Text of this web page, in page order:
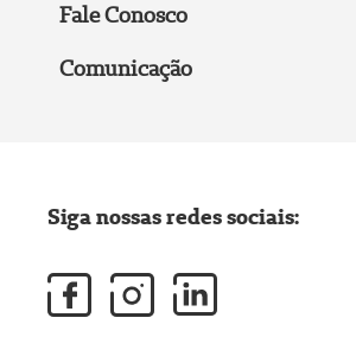
Fale Conosco
Comunicação
Siga nossas redes sociais: